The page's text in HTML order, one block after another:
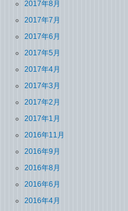
2017年8月
2017年7月
2017年6月
2017年5月
2017年4月
2017年3月
2017年2月
2017年1月
2016年11月
2016年9月
2016年8月
2016年6月
2016年4月